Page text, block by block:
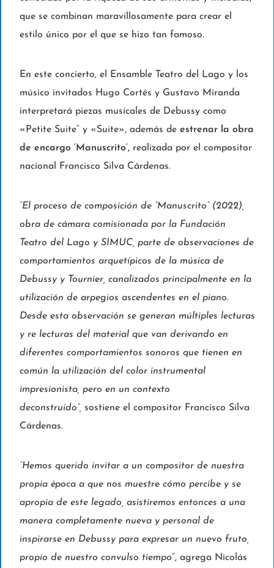
que se combinan maravillosamente para crear el
estilo único por el que se hizo tan famoso.
En este concierto, el Ensamble Teatro del Lago y los
músico invitados Hugo Cortés y Gustavo Miranda
interpretará piezas musicales de Debussy como
«Petite Suite” y «Suite», además de estrenar la obra
de encargo ‘Manuscrito’,realizada por el compositor
nacional Francisco Silva Cárdenas.
”El proceso de composición de “Manuscrito” (2022),
obra de cámara comisionada por la Fundación
Teatro del Lago y SIMUC, parte de observaciones de
comportamientos arquetípicos de la música de
Debussy y Tournier, canalizados principalmente en la
utilización de arpegios ascendentes en el piano.
Desde esta observación se generan múltiples lecturas
y re lecturas del material que van derivando en
diferentes comportamientos sonoros que tienen en
común la utilización del color instrumental
impresionista, pero en un contexto
deconstruido”, sostiene el compositor Francisco Silva
Cárdenas.
“Hemos querido invitar a un compositor de nuestra
propia época a que nos muestre cómo percibe y se
apropia de este legado, asistiremos entonces a una
manera completamente nueva y personal de
inspirarse en Debussy para expresar un nuevo fruto,
propio de nuestro convulso tiempo”, agrega Nicolás